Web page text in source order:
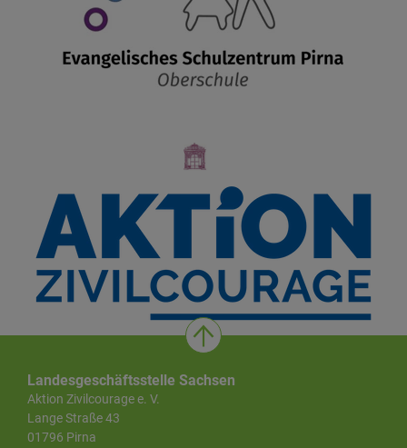
Landesgeschäftsstelle Sachsen
Aktion Zivilcourage e. V.
Lange Straße 43
01796 Pirna